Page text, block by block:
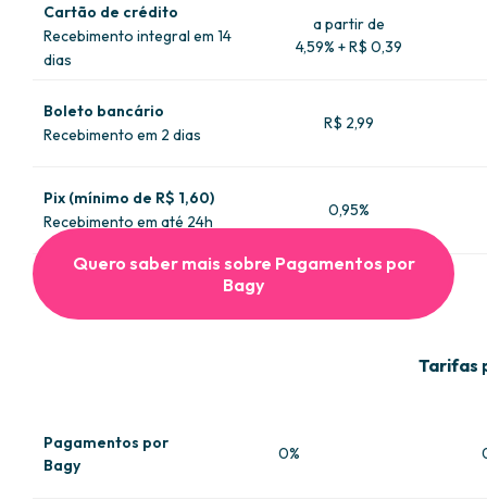
Cartão de crédito
Recebimento integral em 14
dias
a partir de
4,59% + R$ 0,39
Boleto bancário
Recebimento em 2 dias
R$ 2,99
Pix (mínimo de R$ 1,60)
Recebimento em até 24h
0,95%
Quero saber mais sobre Pagamentos por
Bagy
Tarifas
Pagamentos por
Bagy
0%